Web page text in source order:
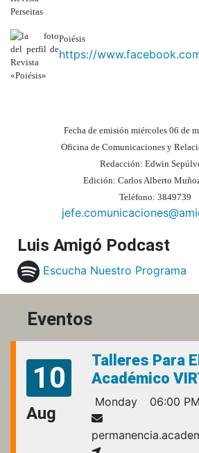
Poiésis
https://
Fecha de emisión miércoles 06 de
Oficina de Comunicaciones y
Redacción: Edwin
Edición: Carlos Alberto
Teléfono: 3849739
Luis Amigó Podcast
Escucha Nuestro Programa
Eventos
10
Aug
Talleres Para
Académico
Monday 06:00